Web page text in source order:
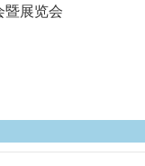
暨展览会